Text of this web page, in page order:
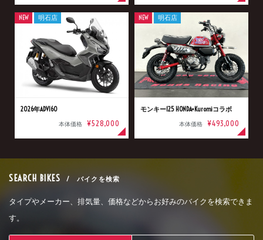
2026年ADV160
本体価格 ¥528,000
NEW 明石店
モンキー125 HONDA×Kuromiコラボ
本体価格 ¥493,000
NEW 明石店
SEARCH BIKES / バイクを検索
タイプやメーカー、排気量、価格などからお好みのバイクを検索できま
す。